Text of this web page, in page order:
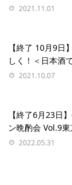
2021.11.01
【終了 10月9日
しく！＜日本酒
2021.10.07
【終了6月23日
ン晩酌会 Vol.9
2022.05.31